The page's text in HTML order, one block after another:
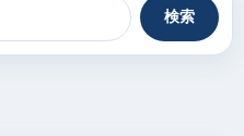
検索